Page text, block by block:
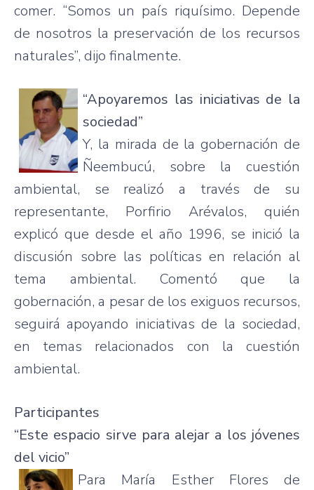
comer. “Somos un país riquísimo. Depende
de nosotros la preservación de los recursos
naturales”, dijo finalmente.
“Apoyaremos las iniciativas de la
sociedad”
Y, la mirada de la gobernación de
Ñeembucú, sobre la cuestión
ambiental, se realizó a través de su
representante, Porfirio Arévalos, quién
explicó que desde el año 1996, se inició la
discusión sobre las políticas en relación al
tema ambiental. Comentó que la
gobernación, a pesar de los exiguos recursos,
seguirá apoyando iniciativas de la sociedad,
en temas relacionados con la cuestión
ambiental.
Participantes
“Este espacio sirve para alejar a los jóvenes
del vicio”
Para María Esther Flores de